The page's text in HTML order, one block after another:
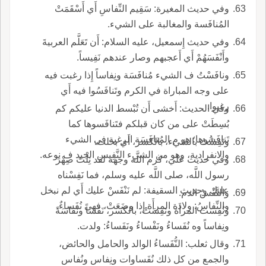
وفي حديث المغيرة: سَقِيم النِّفاسِ أَي أَسْقَمَتْ
المُنافَسة والمغالبة على الشيء.
وفي حديث إِسمعيل، عليه السلام: أَن تَعَلَّم العربيةَ
وأَنْفَسَهُمْ أَي أَعجبهم وصار عندهم نَفِيساً.
ونافَسْتُ ف الشيء مُنافَسَة ونِفاساً إِذا رغبت فيه
على وجه المباراة في الكرم وتَنافَسُوا فيه أَي
رغبوا.
وفي الحديث: أَخشى أَن تُبْسط الدنيا عليكم كم
بُسِطَتْ على من كان قبلكم فتَنافَسوها كما
تَنافَسُوها؛ هو م المُنافَسَة الرغبة في الشيء
والانفرادية، وهو من الشيء النَّفِيسِ الجيد ف نوعه.
ونَفِسْتُ بالشيء، بالكسر، أَي بخلت.
وفي حديث علي، كرم اللَّه وجهه لقد نِلْتَ صِهْرَ
رسول اللَّه، صلى اللَّه عليه وسلم، فما نَفِسْناه
عليك وحديث السقيفة: لم نَنْفَسْ عليك أَي لم نبخل
والنِّفاسُ: ولادة المرأَة إِذا وضَعَتْ، فهي نُفَساءٌ.
والنَّفْسُ الدم.
ونُفِسَت المرأَة ونَفِسَتْ، بالكسر، نَفَساً ونَفاسَةً
ونِفاساً وه نُفَساءُ ونَفْساءُ ونَفَساءُ: ولدت.
وقال ثعلب: النُّفَساءُ الوالد والحامل والحائض،
والجمع من كل ذلك نُفَساوات ونِفاس ونُفاس